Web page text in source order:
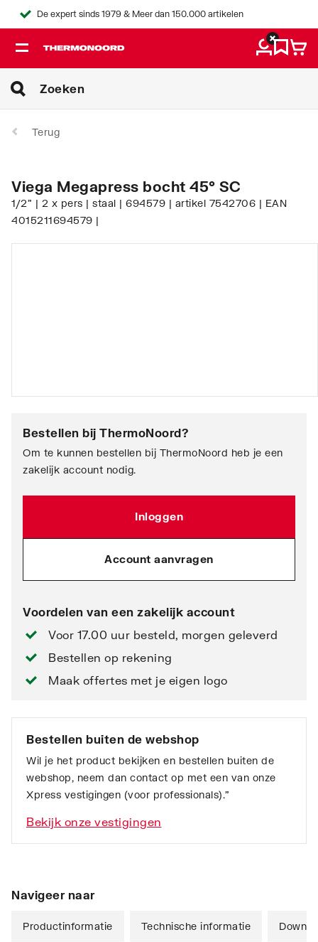
De expert sinds 1979 & Meer dan 150.000 artikelen
Terug
Viega Megapress bocht 45° SC
1/2" | 2 x pers | staal | 694579 | artikel 7542706 | EAN
4015211694579 |
Bestellen bij ThermoNoord?
Om te kunnen bestellen bij ThermoNoord heb je een
zakelijk account nodig.
Inloggen
Account aanvragen
Voordelen van een zakelijk account
Voor 17.00 uur besteld, morgen geleverd
Bestellen op rekening
Maak offertes met je eigen logo
Bestellen buiten de webshop
Wil je het product bekijken en bestellen buiten de
webshop, neem dan contact op met een van onze
Xpress vestigingen (voor professionals).”
Bekijk onze vestigingen
Navigeer naar
Productinformatie Technische informatie